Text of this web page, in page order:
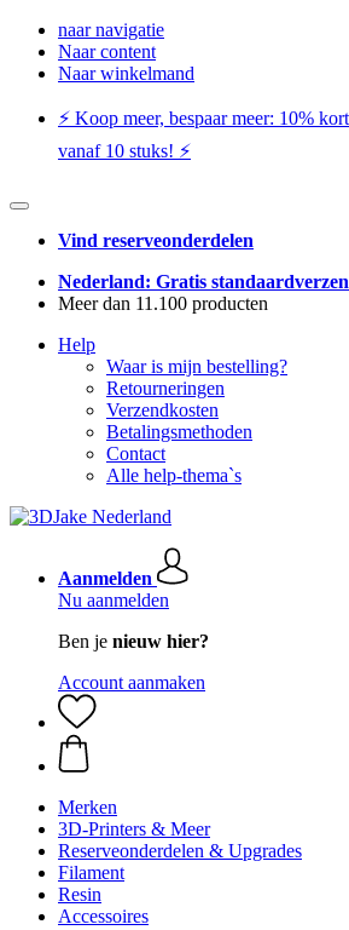
naar navigatie
Naar content
Naar winkelmand
⚡️ Koop meer, bespaar meer: ​​10%
vanaf 10 stuks! ⚡️
Vind reserveonderdelen
Nederland: Gratis
Meer dan 11.100 producten
Help
Waar is mijn bestelling?
Retourneringen
Verzendkosten
Betalingsmethoden
Contact
Alle help-thema`s
Aanmelden
Nu aanmelden
Ben je nieuw hier?
Account aanmaken
Merken
3D-Printers & Meer
Reserveonderdelen & Upgrades
Filament
Resin
Accessoires